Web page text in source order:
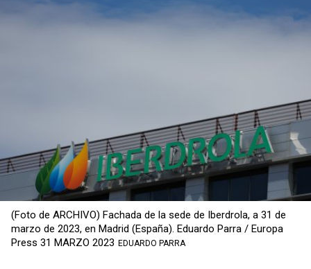
(Foto de ARCHIVO) Fachada de la sede de Iberdrola, a 31 de
marzo de 2023, en Madrid (España). Eduardo Parra / Europa
Press 31 MARZO 2023 EDUARDO PARRA